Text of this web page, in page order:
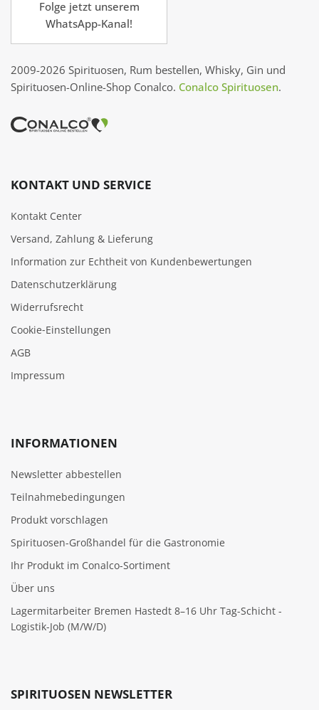
Folge jetzt unserem
WhatsApp-Kanal!
2009-2026 Spirituosen, Rum bestellen, Whisky, Gin und
Spirituosen-Online-Shop Conalco. Conalco Spirituosen.
KONTAKT UND SERVICE
Kontakt Center
Versand, Zahlung & Lieferung
Information zur Echtheit von Kundenbewertungen
Datenschutzerklärung
Widerrufsrecht
Cookie‑Einstellungen
AGB
Impressum
INFORMATIONEN
Newsletter abbestellen
Teilnahmebedingungen
Produkt vorschlagen
Spirituosen-Großhandel für die Gastronomie
Ihr Produkt im Conalco-Sortiment
Über uns
Lagermitarbeiter Bremen Hastedt 8–16 Uhr Tag-Schicht -
Logistik-Job (M/W/D)
SPIRITUOSEN NEWSLETTER